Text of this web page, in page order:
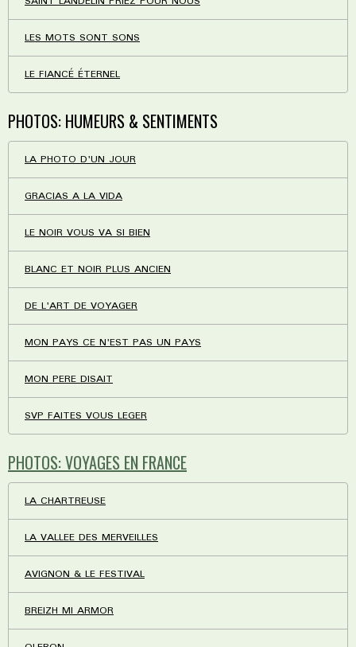
LES MOTS SONT SONS
LE FIANCÉ ÉTERNEL
PHOTOS: HUMEURS & SENTIMENTS
LA PHOTO D'UN JOUR
GRACIAS A LA VIDA
LE NOIR VOUS VA SI BIEN
BLANC ET NOIR PLUS ANCIEN
DE L'ART DE VOYAGER
MON PAYS CE N'EST PAS UN PAYS
MON PERE DISAIT
SVP FAITES VOUS LEGER
PHOTOS: VOYAGES EN FRANCE
LA CHARTREUSE
LA VALLEE DES MERVEILLES
AVIGNON & LE FESTIVAL
BREIZH MI ARMOR